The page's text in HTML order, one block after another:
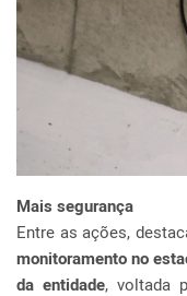
Mais segurança
Entre as ações,
monitoramento no
da entidade, voltada